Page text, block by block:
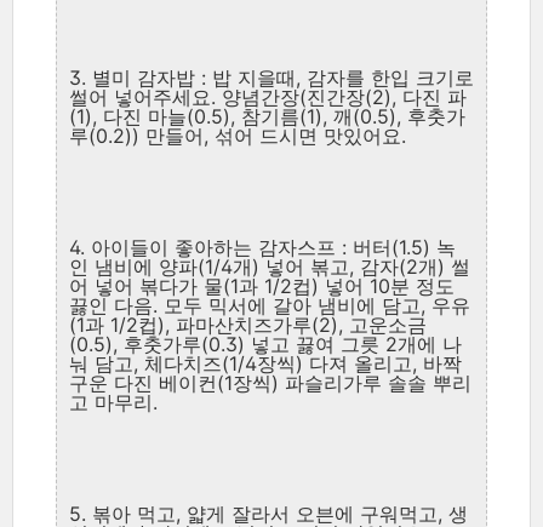
3. 별미 감자밥 : 밥 지을때, 감자를 한입 크기로
썰어 넣어주세요. 양념간장(진간장(2), 다진 파
(1), 다진 마늘(0.5), 참기름(1), 깨(0.5), 후춧가
루(0.2)) 만들어, 섞어 드시면 맛있어요.
4. 아이들이 좋아하는 감자스프 : 버터(1.5) 녹
인 냄비에 양파(1/4개) 넣어 볶고, 감자(2개) 썰
어 넣어 볶다가 물(1과 1/2컵) 넣어 10분 정도
끓인 다음. 모두 믹서에 갈아 냄비에 담고, 우유
(1과 1/2컵), 파마산치즈가루(2), 고운소금
(0.5), 후춧가루(0.3) 넣고 끓여 그릇 2개에 나
눠 담고, 체다치즈(1/4장씩) 다져 올리고, 바짝
구운 다진 베이컨(1장씩) 파슬리가루 솔솔 뿌리
고 마무리.
5. 볶아 먹고, 얇게 잘라서 오븐에 구워먹고, 생